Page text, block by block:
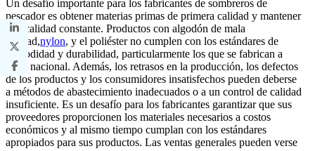
Un desafío importante para los fabricantes de sombreros de
pescador es obtener materias primas de primera calidad y mantener
una calidad constante. Productos con algodón de mala
calidad,nylon, y el poliéster no cumplen con los estándares de
comodidad y durabilidad, particularmente los que se fabrican a
nivel nacional. Además, los retrasos en la producción, los defectos
de los productos y los consumidores insatisfechos pueden deberse
a métodos de abastecimiento inadecuados o a un control de calidad
insuficiente. Es un desafío para los fabricantes garantizar que sus
proveedores proporcionen los materiales necesarios a costos
económicos y al mismo tiempo cumplan con los estándares
apropiados para sus productos. Las ventas generales pueden verse